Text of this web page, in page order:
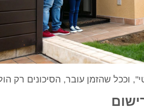
וככל שהזמן עובר, הסיכונים רק